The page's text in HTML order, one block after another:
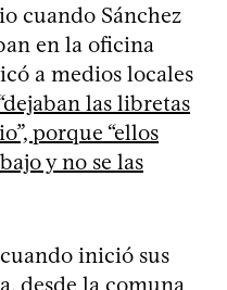
cuando Sánchez
en la oficina
a medios locales
las libretas
porque “ellos
y no se las
inició sus
desde la comuna